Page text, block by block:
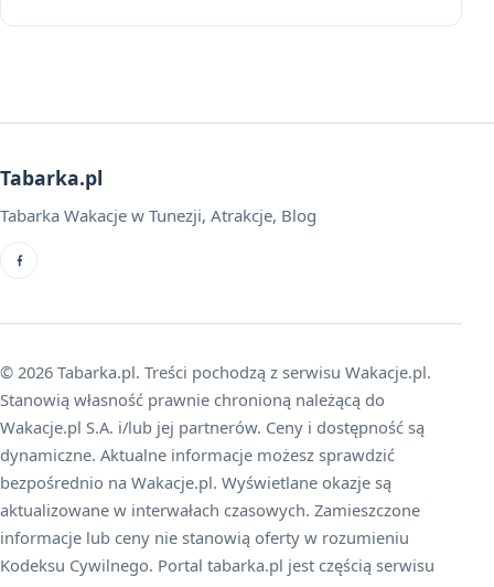
Tabarka.pl
Tabarka Wakacje w Tunezji, Atrakcje, Blog
© 2026 Tabarka.pl. Treści pochodzą z serwisu Wakacje.pl.
Stanowią własność prawnie chronioną należącą do
Wakacje.pl S.A. i/lub jej partnerów. Ceny i dostępność są
dynamiczne. Aktualne informacje możesz sprawdzić
bezpośrednio na Wakacje.pl. Wyświetlane okazje są
aktualizowane w interwałach czasowych. Zamieszczone
informacje lub ceny nie stanowią oferty w rozumieniu
Kodeksu Cywilnego. Portal tabarka.pl jest częścią serwisu